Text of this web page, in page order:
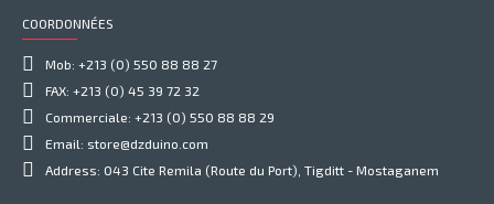
COORDONNÉES
Mob: +213 (0) 550 88 88 27
FAX: +213 (0) 45 39 72 32
Commerciale: +213 (0) 550 88 88 29
Email: store@dzduino.com
Address: 043 Cite Remila (Route du Port), Tigditt - Mostaganem